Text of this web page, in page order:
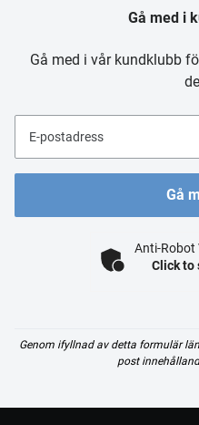
Gå med i
Gå med i vår kundklubb
E-postadress
Gå
Anti-Robot
Click to
Genom ifyllnad av detta formulär
post